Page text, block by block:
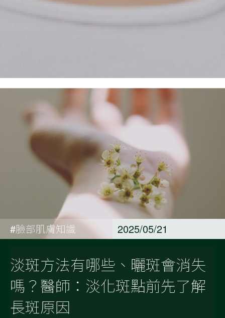
#臉部肌膚知識 2025/05/21
淡斑方法有哪些、曬斑會消失
嗎？醫師：淡化斑點前先了解
長斑原因